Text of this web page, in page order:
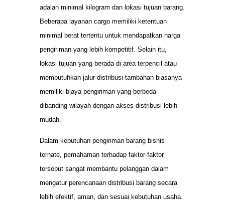
adalah minimal kilogram dan lokasi tujuan barang.
Beberapa layanan cargo memiliki ketentuan
minimal berat tertentu untuk mendapatkan harga
pengiriman yang lebih kompetitif. Selain itu,
lokasi tujuan yang berada di area terpencil atau
membutuhkan jalur distribusi tambahan biasanya
memiliki biaya pengiriman yang berbeda
dibanding wilayah dengan akses distribusi lebih
mudah.
Dalam kebutuhan pengiriman barang bisnis
ternate, pemahaman terhadap faktor-faktor
tersebut sangat membantu pelanggan dalam
mengatur perencanaan distribusi barang secara
lebih efektif, aman, dan sesuai kebutuhan usaha.